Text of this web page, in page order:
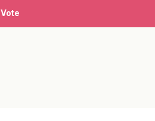
Vote